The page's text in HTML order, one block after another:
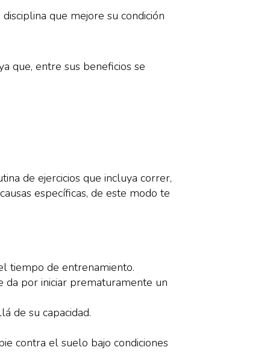
que mejore su condición
que, entre sus beneficios se
de ejercicios que incluya correr,
específicas, de este modo te
tiempo de entrenamiento.
por iniciar prematuramente un
de su capacidad.
contra el suelo bajo condiciones